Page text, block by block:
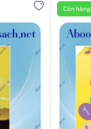
Còn hàng